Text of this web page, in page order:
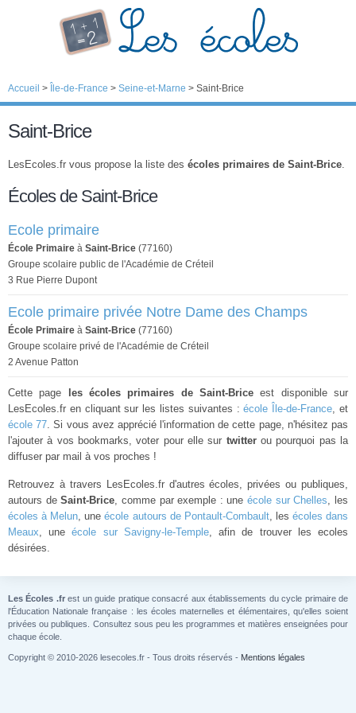
Accueil > Île-de-France > Seine-et-Marne > Saint-Brice
Saint-Brice
LesEcoles.fr vous propose la liste des écoles primaires de Saint-Brice.
Écoles de Saint-Brice
Ecole primaire
École Primaire à Saint-Brice (77160)
Groupe scolaire public de l'Académie de Créteil
3 Rue Pierre Dupont
Ecole primaire privée Notre Dame des Champs
École Primaire à Saint-Brice (77160)
Groupe scolaire privé de l'Académie de Créteil
2 Avenue Patton
Cette page les écoles primaires de Saint-Brice est disponible sur
LesEcoles.fr en cliquant sur les listes suivantes :école Île-de-France, et
école 77. Si vous avez apprécié l'information de cette page, n'hésitez pas
l'ajouter à vos bookmarks, voter pour elle sur twitterou pourquoi pas la
diffuser par mail à vos proches !
Retrouvez à travers LesEcoles.fr d'autres écoles, privées ou publiques,
autours deSaint-Brice, comme par exemple : uneécole sur Chelles, les
écoles à Melun, uneécole autours de Pontault-Combault, les écoles dans
Meaux, uneécole sur Savigny-le-Temple, afin de trouver les ecoles
désirées.
Les Écoles .frest un guide pratique consacré aux établissements du cycle primaire de
l'Éducation Nationale française : les écoles maternelles et élémentaires, qu'elles soient
privées ou publiques. Consultez sous peu les programmes et matières enseignées pour
chaque école.
Copyright © 2010-2026 lesecoles.fr - Tous droits réservés - Mentions légales